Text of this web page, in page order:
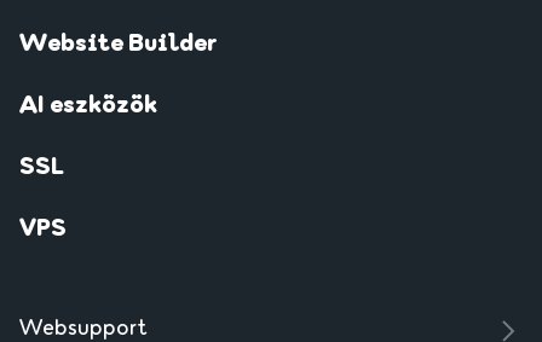
Website Builder
AI eszközök
SSL
VPS
Websupport